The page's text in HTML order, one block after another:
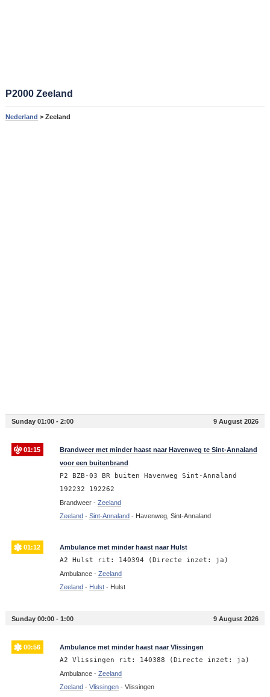
P2000 Zeeland
Nederland > Zeeland
Sunday 01:00 - 2:00 9 August 2026
01:15
Brandweer met minder haast naar Havenweg te Sint-Annaland
voor een buitenbrand
P2 BZB-03 BR buiten Havenweg Sint-Annaland
192232 192262
Brandweer - Zeeland
Zeeland- Sint-Annaland- Havenweg, Sint-Annaland
01:12 Ambulance met minder haast naar Hulst
A2 Hulst rit: 140394 (Directe inzet: ja)
Ambulance - Zeeland
Zeeland- Hulst- Hulst
Sunday 00:00 - 1:00 9 August 2026
00:56 Ambulance met minder haast naar Vlissingen
A2 Vlissingen rit: 140388 (Directe inzet: ja)
Ambulance - Zeeland
Zeeland- Vlissingen- Vlissingen